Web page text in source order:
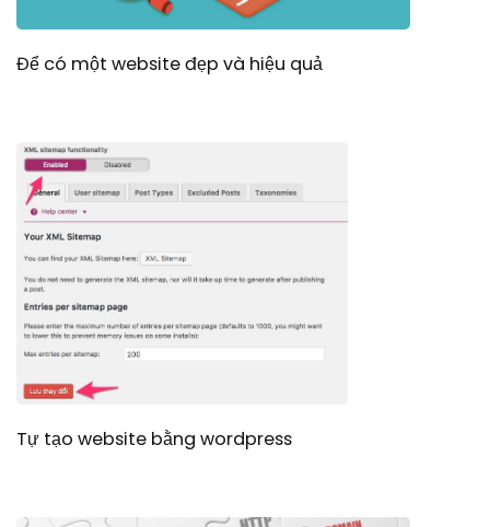
Để có một website đẹp và hiệu quả
Tự tạo website bằng wordpress